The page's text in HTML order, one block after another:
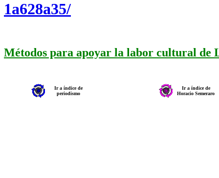
1a628a35/
Métodos para apoyar la labor cultural de
Ir a índice de
periodismo
Ir a índice de
Horacio Semeraro